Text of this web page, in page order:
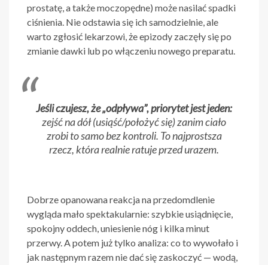
prostatę, a także moczopędne) może nasilać spadki
ciśnienia. Nie odstawia się ich samodzielnie, ale
warto zgłosić lekarzowi, że epizody zaczęły się po
zmianie dawki lub po włączeniu nowego preparatu.
Jeśli czujesz, że „odpływa”, priorytet jest jeden:
zejść na dół (usiąść/położyć się) zanim ciało
zrobi to samo bez kontroli. To najprostsza
rzecz, która realnie ratuje przed urazem.
Dobrze opanowana reakcja na przedomdlenie
wygląda mało spektakularnie: szybkie usiądnięcie,
spokojny oddech, uniesienie nóg i kilka minut
przerwy. A potem już tylko analiza: co to wywołało i
jak następnym razem nie dać się zaskoczyć — wodą,